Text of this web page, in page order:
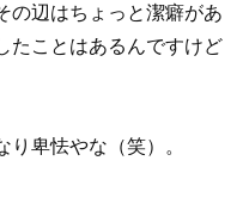
の辺はちょっと潔癖があ
たことはあるんですけど
卑怯やな（笑）。